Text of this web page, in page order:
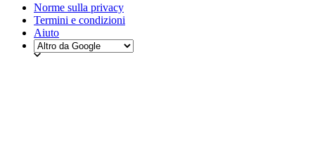
Norme sulla privacy
Termini e condizioni
Aiuto